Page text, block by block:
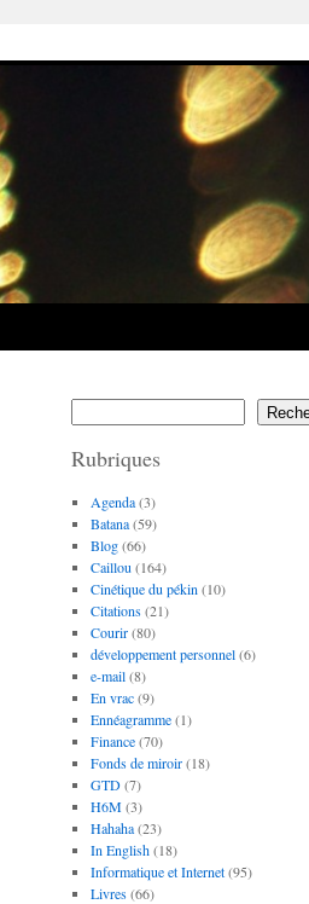
Rubriques
Agenda(3)
Batana(59)
Blog(66)
Caillou (164)
Cinétique du pékin (10)
Citations(21)
Courir(80)
développement personnel(6)
e-mail(8)
En vrac(9)
Ennéagramme(1)
Finance(70)
Fonds de miroir(18)
GTD(7)
H6M(3)
Hahaha(23)
In English(18)
Informatique et Internet(95)
Livres(66)